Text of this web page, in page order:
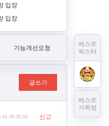
입장
입장
베스트
픽스터
베스트
가족방
기능개선요청
글쓰기
01 00:39:03 신고